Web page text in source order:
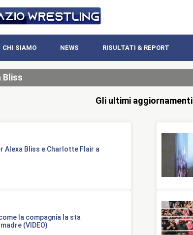
CHI SIAMO NEWS RISULTATI & REPORT
Bliss
Gli ultimi aggiornamenti
Alexa Bliss e Charlotte Flair a
la compagnia la sta
(VIDEO)